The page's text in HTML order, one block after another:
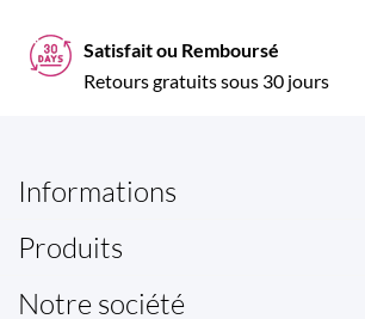
Satisfait ou Remboursé
Retours gratuits sous 30 jours
Informations
Produits
Notre société